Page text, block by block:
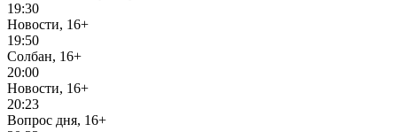
19:30
Новости, 16+
19:50
Солбан, 16+
20:00
Новости, 16+
20:23
Вопрос дня, 16+